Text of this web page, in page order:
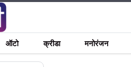
ऑटो क्रीडा मनोरंजन